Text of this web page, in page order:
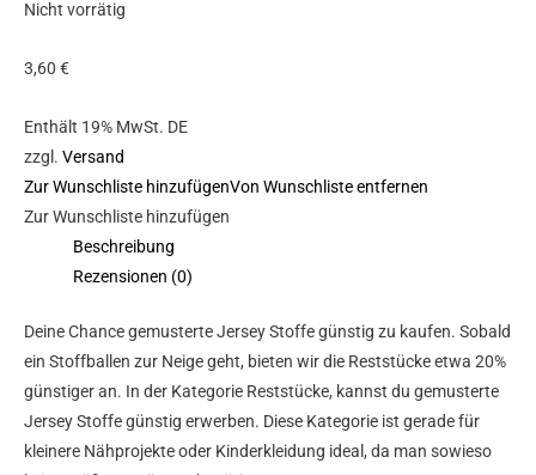
Nicht vorrätig
3,60 €
Enthält 19% MwSt. DE
zzgl. Versand
Zur Wunschliste hinzufügenVon Wunschliste entfernen
Zur Wunschliste hinzufügen
Beschreibung
Rezensionen (0)
Deine Chance gemusterte Jersey Stoffe günstig zu kaufen. Sobald
ein Stoffballen zur Neige geht, bieten wir die Reststücke etwa 20%
günstiger an. In der Kategorie Reststücke, kannst du gemusterte
Jersey Stoffe günstig erwerben. Diese Kategorie ist gerade für
kleinere Nähprojekte oder Kinderkleidung ideal, da man sowieso